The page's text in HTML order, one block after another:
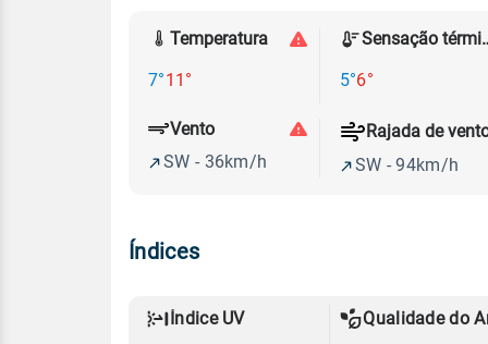
Temperatura
7°11°
5°6°
Vento
SW - 36km/h
Rajada de
SW - 94km/h
Índices
Índice UV Qualidade do